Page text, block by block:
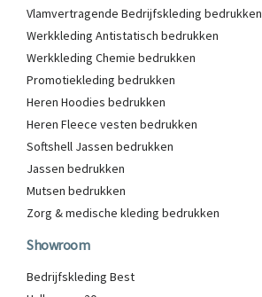
Vlamvertragende Bedrijfskleding bedrukken
Werkkleding Antistatisch bedrukken
Werkkleding Chemie bedrukken
Promotiekleding bedrukken
Heren Hoodies bedrukken
Heren Fleece vesten bedrukken
Softshell Jassen bedrukken
Jassen bedrukken
Mutsen bedrukken
Zorg & medische kleding bedrukken
Showroom
Bedrijfskleding Best